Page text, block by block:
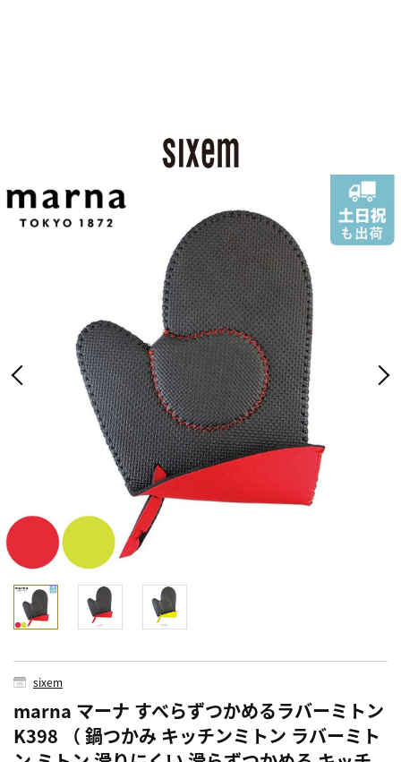
sixem
marna マーナ すべらずつかめるラバーミトン
K398 （ 鍋つかみ キッチンミトン ラバーミト